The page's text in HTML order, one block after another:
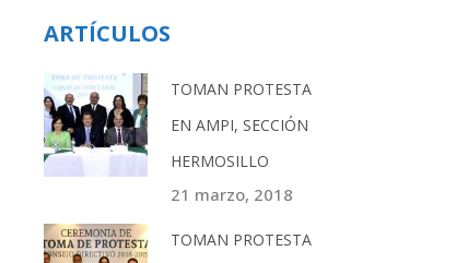
ARTÍCULOS
TOMAN PROTESTA
EN AMPI, SECCIÓN
HERMOSILLO
21 marzo, 2018
TOMAN PROTESTA